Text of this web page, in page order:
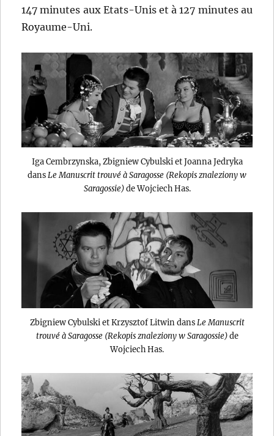
147 minutes aux Etats-Unis et à 127 minutes au
Royaume-Uni.
Iga Cembrzynska, Zbigniew Cybulski et Joanna Jedryka
dansLe Manuscrit trouvé à Saragosse (Rekopis znaleziony w
Saragossie)de Wojciech Has.
Zbigniew Cybulski et Krzysztof Litwin dansLe Manuscrit
trouvé à Saragosse (Rekopis znaleziony w Saragossie)de
Wojciech Has.